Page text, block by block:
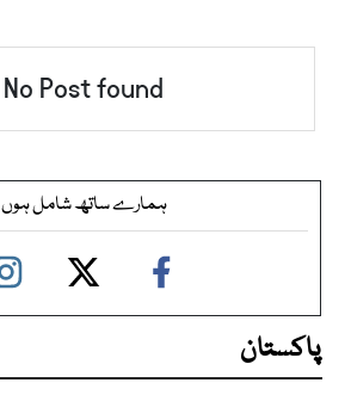
No Post found
ہمارے ساتھ شامل ہوں
پاکستان